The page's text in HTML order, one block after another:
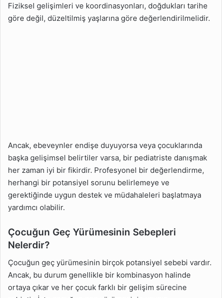
Fiziksel gelişimleri ve koordinasyonları, doğdukları tarihe
göre değil, düzeltilmiş yaşlarına göre değerlendirilmelidir.
Ancak, ebeveynler endişe duyuyorsa veya çocuklarında
başka gelişimsel belirtiler varsa, bir pediatriste danışmak
her zaman iyi bir fikirdir. Profesyonel bir değerlendirme,
herhangi bir potansiyel sorunu belirlemeye ve
gerektiğinde uygun destek ve müdahaleleri başlatmaya
yardımcı olabilir.
Çocuğun Geç Yürümesinin Sebepleri
Nelerdir?
Çocuğun geç yürümesinin birçok potansiyel sebebi vardır.
Ancak, bu durum genellikle bir kombinasyon halinde
ortaya çıkar ve her çocuk farklı bir gelişim sürecine